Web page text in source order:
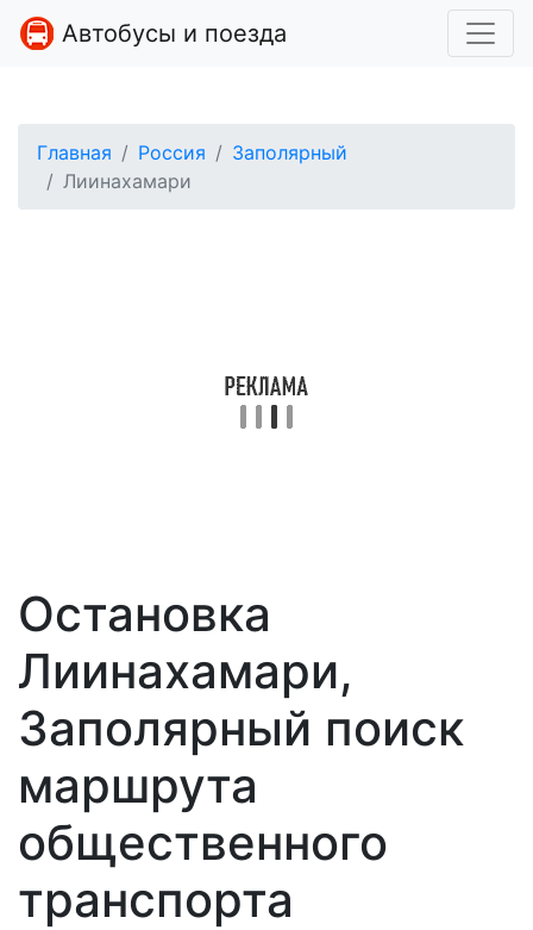
Автобусы и поезда
Главная Россия
Заполярный
Лиинахамари
Остановка
Лиинахамари,
Заполярный поиск
маршрута
общественного
транспорта